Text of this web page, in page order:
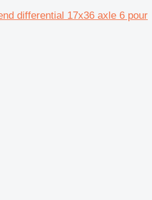
differential 17x36 axle 6 pour